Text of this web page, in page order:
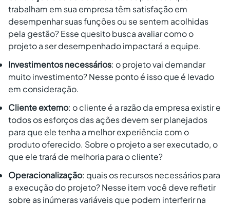
trabalham em sua empresa têm satisfação em
desempenhar suas funções ou se sentem acolhidas
pela gestão? Esse quesito busca avaliar como o
projeto a ser desempenhado impactará a equipe.
Investimentos necessários: o projeto vai demandar
muito investimento? Nesse ponto é isso que é levado
em consideração.
Cliente externo: o cliente é a razão da empresa existir e
todos os esforços das ações devem ser planejados
para que ele tenha a melhor experiência com o
produto oferecido. Sobre o projeto a ser executado, o
que ele trará de melhoria para o cliente?
Operacionalização: quais os recursos necessários para
a execução do projeto? Nesse item você deve refletir
sobre as inúmeras variáveis que podem interferir na